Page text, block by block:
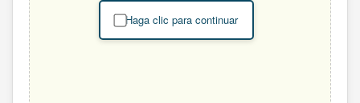
Haga clic para continuar